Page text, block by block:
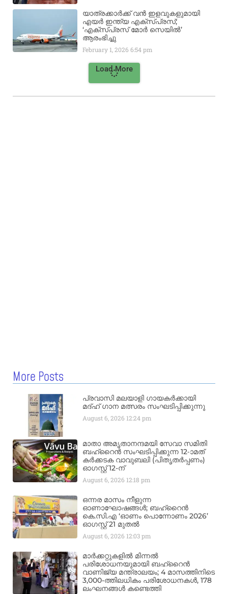
യാത്രക്കാർക്ക് വൻ ഇളവുകളുമായി
എയർ ഇന്ത്യ എക്സ്പ്രസ്;
‘എക്സ്പ്രസ് മോർ സെയിൽ’
ആരംഭിച്ചു
February 1, 20266:54 pm
Load More
More Posts
പ്രവാസി മലയാളി ഗായകർക്കായി
മദ്ഹ് ഗാന മത്സരം സംഘടിപ്പിക്കുന്നു
August 6, 2026 12:24 pm
മാതാ അമൃതാനന്ദമയി സേവാ സമിതി
ബഹ്‌റൈൻ സംഘടിപ്പിക്കുന്ന 12-ാമത്
കർക്കടക വാവുബലി (പിതൃതർപ്പണം)
ഓഗസ്റ്റ് 12-ന്
August 6, 2026 12:18 pm
ഒന്നര മാസം നീളുന്ന
ഓണാഘോഷങ്ങൾ; ബഹ്‌റൈൻ
കെ.സി.എ ‘ഓണം പൊന്നോണം 2026’
ഓഗസ്റ്റ് 21 മുതൽ
August 6, 2026 12:03 pm
മാർക്കറ്റുകളിൽ മിന്നൽ
പരിശോധനയുമായി ബഹ്‌റൈൻ
വാണിജ്യ മന്ത്രാലയം; 4 മാസത്തിനിടെ
3,000-ത്തിലധികം പരിശോധനകൾ, 178
ലംഘനങ്ങൾ കണ്ടെത്തി